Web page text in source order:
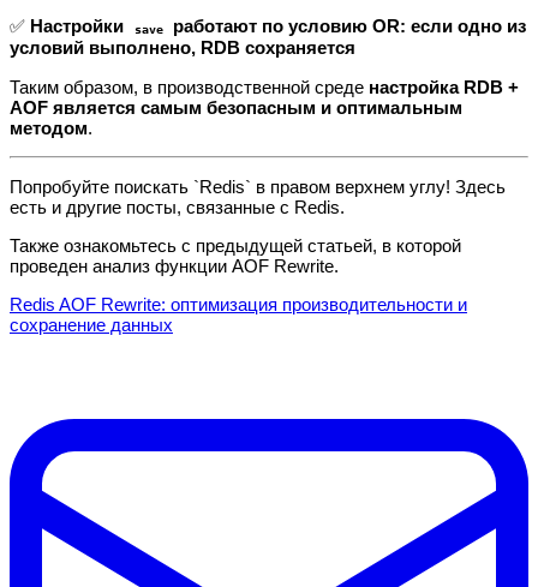
✅ Настройки save
работают по условию OR: если одно из
условий выполнено, RDB сохраняется
Таким образом, в производственной среде настройка RDB +
AOF является самым безопасным и оптимальным
методом.
Попробуйте поискать `Redis` в правом верхнем углу! Здесь
есть и другие посты, связанные с Redis.
Также ознакомьтесь с предыдущей статьей, в которой
проведен анализ функции AOF Rewrite.
Redis AOF Rewrite: оптимизация производительности и
сохранение данных